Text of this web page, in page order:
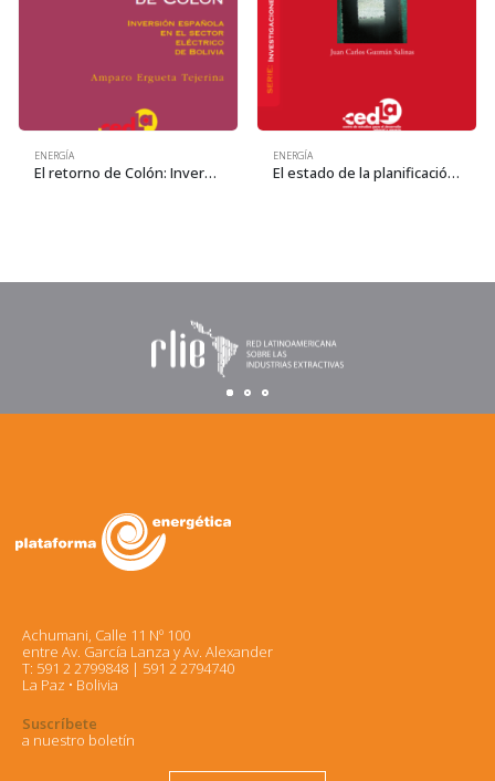
ENERGÍA
El retorno de Colón: Inversión española en el sector eléctrico de Bolivia
ENERGÍA
El estado de la planificación energética en Bolivia
Achumani, Calle 11 Nº 100
entre Av. García Lanza y Av. Alexander
T: 591 2 2799848 | 591 2 2794740
La Paz • Bolivia
Suscríbete
a nuestro boletín